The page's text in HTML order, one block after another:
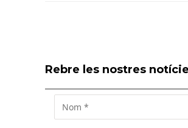
Rebre les nostres